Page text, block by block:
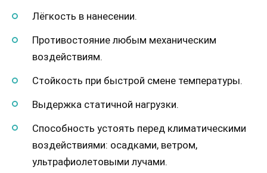
Лёгкость в нанесении.
Противостояние любым механическим
воздействиям.
Стойкость при быстрой смене температуры.
Выдержка статичной нагрузки.
Способность устоять перед климатическими
воздействиями: осадками, ветром,
ультрафиолетовыми лучами.